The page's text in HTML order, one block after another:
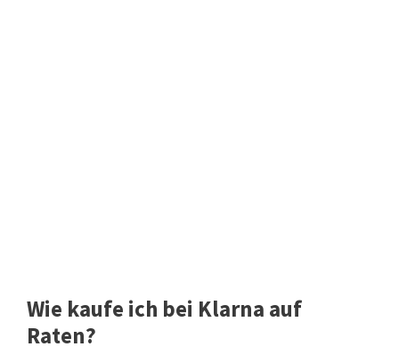
Wie kaufe ich bei Klarna auf
Raten?